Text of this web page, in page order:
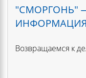
"СМОРГОНЬ"
Возвращаемся к